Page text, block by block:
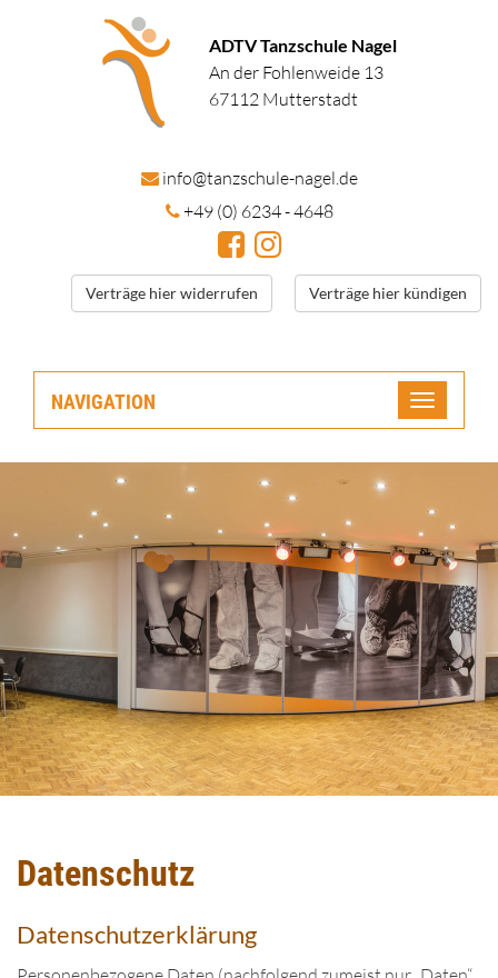
ADTV Tanzschule Nagel
An der Fohlenweide 13
67112 Mutterstadt
info@tanzschule-nagel.de
+49 (0) 6234 - 4648
Verträge hier widerrufen Verträge hier kündigen
NAVIGATION
Toggle
Datenschutz
Datenschutzerklärung